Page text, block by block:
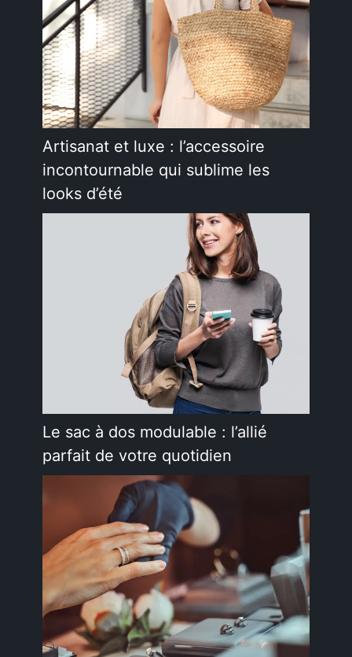
Artisanat et luxe : l’accessoire
incontournable qui sublime les
looks d’été
Le sac à dos modulable : l’allié
parfait de votre quotidien